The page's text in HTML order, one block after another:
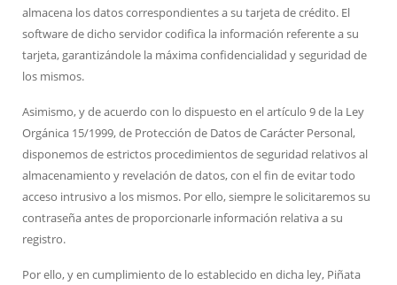
almacena los datos correspondientes a su tarjeta de crédito. El
software de dicho servidor codifica la información referente a su
tarjeta, garantizándole la máxima confidencialidad y seguridad de
los mismos.
Asimismo, y de acuerdo con lo dispuesto en el artículo 9 de la Ley
Orgánica 15/1999, de Protección de Datos de Carácter Personal,
disponemos de estrictos procedimientos de seguridad relativos al
almacenamiento y revelación de datos, con el fin de evitar todo
acceso intrusivo a los mismos. Por ello, siempre le solicitaremos su
contraseña antes de proporcionarle información relativa a su
registro.
Por ello, y en cumplimiento de lo establecido en dicha ley, Piñata